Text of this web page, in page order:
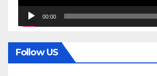
00:00
Follow US